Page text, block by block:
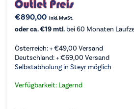
€890,00 inkl. MwSt.
oder ca. €19 mtl. bei 60 Monaten
Österreich: +€49,00 Versand
Deutschland: +€69,00 Versand
Selbstabholung in Steyr möglich
Verfügbarkeit: Lagernd